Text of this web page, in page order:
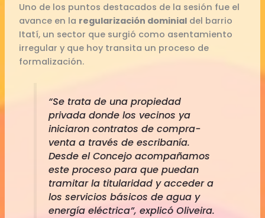
Uno de los puntos destacados de la sesión fue el
avance en la regularización dominial del barrio
Itatí, un sector que surgió como asentamiento
irregular y que hoy transita un proceso de
formalización.
“Se trata de una propiedad
privada donde los vecinos ya
iniciaron contratos de compra-
venta a través de escribanía.
Desde el Concejo acompañamos
este proceso para que puedan
tramitar la titularidad y acceder a
los servicios básicos de agua y
energía eléctrica”, explicó Oliveira.